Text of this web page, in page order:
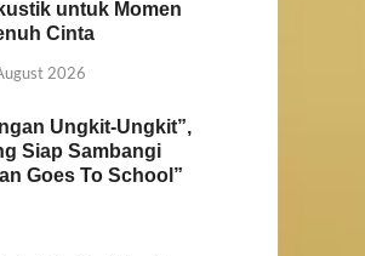
untuk Momen
Cinta
2026
Ungkit-Ungkit”,
Siap Sambangi
Goes To School”